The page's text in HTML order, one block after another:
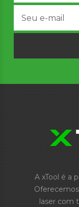
A xTool é a
laser com